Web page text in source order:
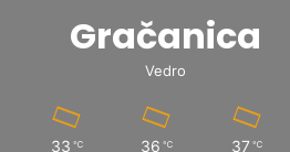
Gračanica
Vedro
33 ℃ 36 ℃ 37 ℃